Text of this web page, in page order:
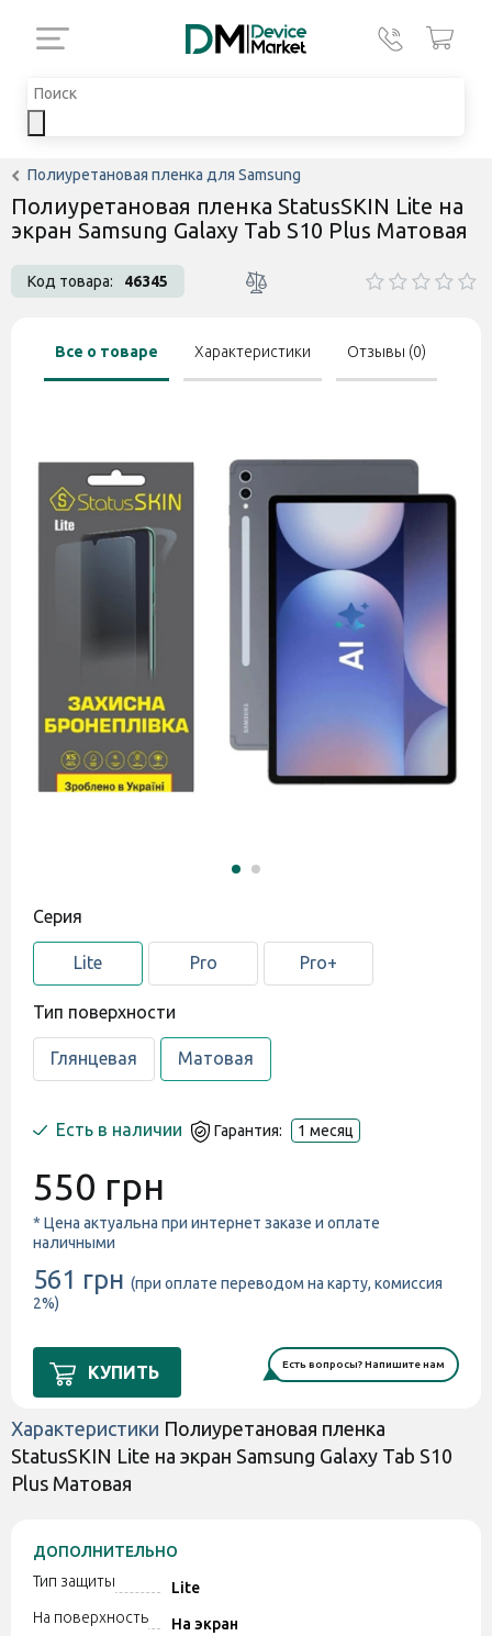
Полиуретановая пленка для Samsung
Полиуретановая пленка StatusSKIN Lite на
экран Samsung Galaxy Tab S10 Plus Матовая
Код товара: 46345
Все о товаре Характеристики Отзывы (0)
Cерия
Lite Pro Pro+
Тип поверхности
Глянцевая Матовая
Есть в наличии Гарантия: 1 месяц
550 грн
* Цена актуальна при интернет заказе и оплате
наличными
561 грн (при оплате переводом на карту, комиссия
2%)
КУПИТЬ Есть вопросы? Напишите нам
Характеристики Полиуретановая пленка
StatusSKIN Lite на экран Samsung Galaxy Tab S10
Plus Матовая
ДОПОЛНИТЕЛЬНО
Тип защиты
Lite
На поверхность
На экран